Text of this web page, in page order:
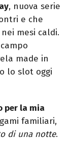
, nuova serie
e che
mesi caldi.
made in
lo slot oggi
per la mia
familiari,
di una notte.